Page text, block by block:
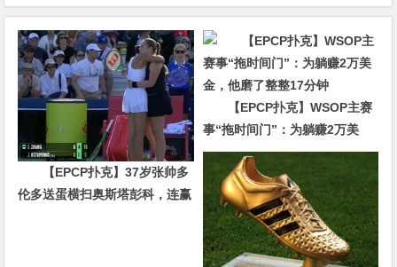
【EPCP扑克】37岁张帅多
伦多送蛋横扫奥斯塔彭科，连赢
【EPCP扑克】WSOP主赛
事“拖时间门”：为躺赚2万美
金，他磨了整整17分钟